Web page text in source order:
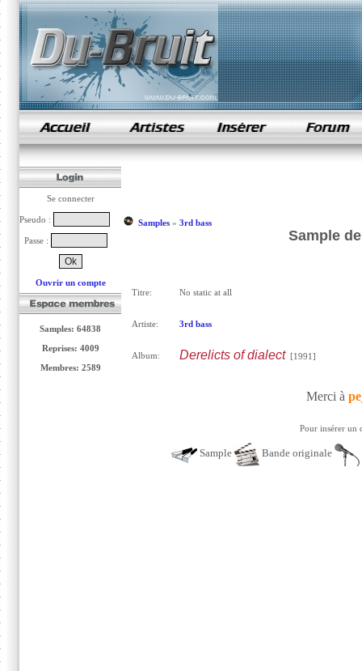
samples de rap
Se connecter
Pseudo :
Passe :
Ouvrir un compte
Samples: 64838
Reprises: 4009
Membres: 2589
Samples» 3rd bass
Sample
Titre: No static at all
Artiste: 3rd bass
Album: Derelicts of dialect[1991]
Merci à
Pour insérer un
Sample Bande originale